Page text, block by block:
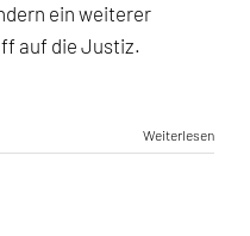
ein weiterer
auf die Justiz.
Weiterlesen